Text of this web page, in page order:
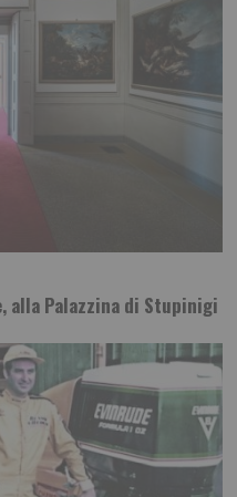
alla Palazzina di Stupinigi